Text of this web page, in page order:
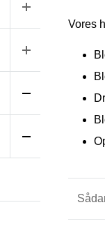
Vores